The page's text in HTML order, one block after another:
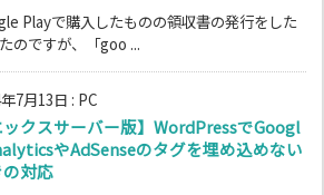
Playで購入したものの領収書の発行をした
のですが、「goo ...
7月13日 : PC
ックスサーバー版】WordPressでGoogl
やAdSenseのタグを埋め込めない
の対応